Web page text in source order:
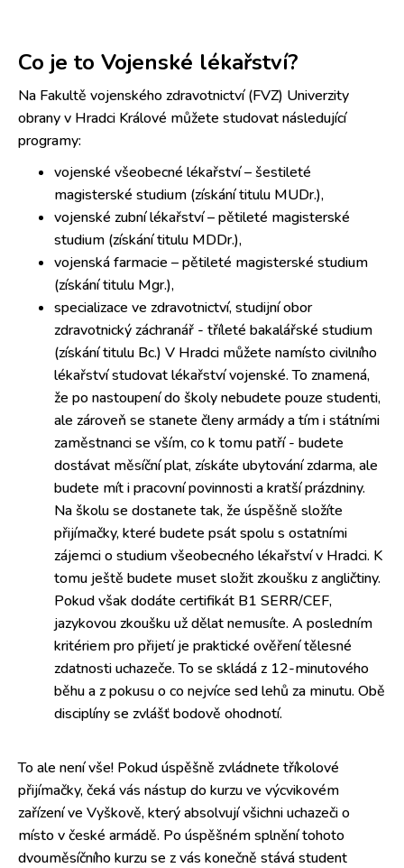
Co je to Vojenské lékařství?
Na Fakultě vojenského zdravotnictví (FVZ) Univerzity
obrany v Hradci Králové můžete studovat následující
programy:
vojenské všeobecné lékařství – šestileté
magisterské studium (získání titulu MUDr.),
vojenské zubní lékařství – pětileté magisterské
studium (získání titulu MDDr.),
vojenská farmacie – pětileté magisterské studium
(získání titulu Mgr.),
specializace ve zdravotnictví, studijní obor
zdravotnický záchranář - tříleté bakalářské studium
(získání titulu Bc.) V Hradci můžete namísto civilního
lékařství studovat lékařství vojenské. To znamená,
že po nastoupení do školy nebudete pouze studenti,
ale zároveň se stanete členy armády a tím i státními
zaměstnanci se vším, co k tomu patří - budete
dostávat měsíční plat, získáte ubytování zdarma, ale
budete mít i pracovní povinnosti a kratší prázdniny.
Na školu se dostanete tak, že úspěšně složíte
přijímačky, které budete psát spolu s ostatními
zájemci o studium všeobecného lékařství v Hradci. K
tomu ještě budete muset složit zkoušku z angličtiny.
Pokud však dodáte certifikát B1 SERR/CEF,
jazykovou zkoušku už dělat nemusíte. A posledním
kritériem pro přijetí je praktické ověření tělesné
zdatnosti uchazeče. To se skládá z 12-minutového
běhu a z pokusu o co nejvíce sed lehů za minutu. Obě
disciplíny se zvlášť bodově ohodnotí.
To ale není vše! Pokud úspěšně zvládnete tříkolové
přijímačky, čeká vás nástup do kurzu ve výcvikovém
zařízení ve Vyškově, který absolvují všichni uchazeči o
místo v české armádě. Po úspěšném splnění tohoto
dvouměsíčního kurzu se z vás konečně stává student